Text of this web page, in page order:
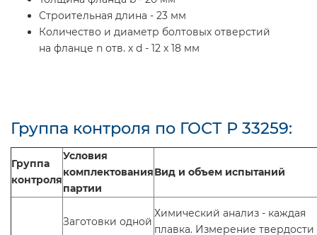
Строительная длина - 23 мм
Количество и диаметр болтовых отверстий
на фланце n отв. х d - 12 x 18 мм
Группа контроля по ГОСТ Р 33259:
Группа
контроля
Условия
комплектования
партии
Вид и объем испытаний
Заготовки одной
Химический анализ - каждая
плавка. Измерение твердости